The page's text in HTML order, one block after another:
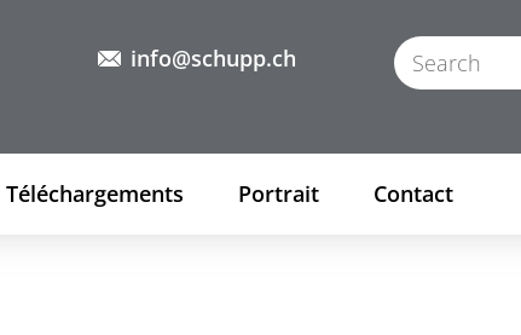
info@schupp.ch
Téléchargements Portrait Contact